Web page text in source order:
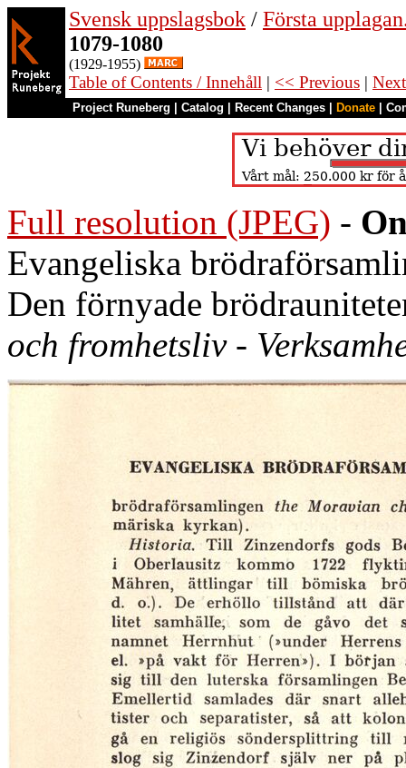
Svensk uppslagsbok / Första
1079-1080
(1929-1955)
Table of Contents / Innehåll | << Previous |
Project Runeberg Catalog Recent Changes Donate
Full resolution (JPEG) -
Evangeliska
Den förnyade
och fromhetsliv-